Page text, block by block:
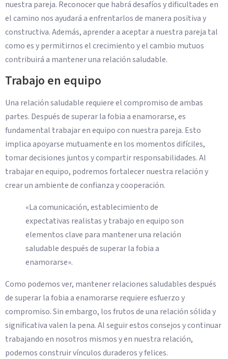
nuestra pareja. Reconocer que habrá desafíos y dificultades en
el camino nos ayudará a enfrentarlos de manera positiva y
constructiva. Además, aprender a aceptar a nuestra pareja tal
como es y permitirnos el crecimiento y el cambio mutuos
contribuirá a mantener una relación saludable.
Trabajo en equipo
Una relación saludable requiere el compromiso de ambas
partes. Después de superar la fobia a enamorarse, es
fundamental trabajar en equipo con nuestra pareja. Esto
implica apoyarse mutuamente en los momentos difíciles,
tomar decisiones juntos y compartir responsabilidades. Al
trabajar en equipo, podremos fortalecer nuestra relación y
crear un ambiente de confianza y cooperación.
«La comunicación, establecimiento de
expectativas realistas y trabajo en equipo son
elementos clave para mantener una relación
saludable después de superar la fobia a
enamorarse».
Como podemos ver, mantener relaciones saludables después
de superar la fobia a enamorarse requiere esfuerzo y
compromiso. Sin embargo, los frutos de una relación sólida y
significativa valen la pena. Al seguir estos consejos y continuar
trabajando en nosotros mismos y en nuestra relación,
podemos construir vínculos duraderos y felices.